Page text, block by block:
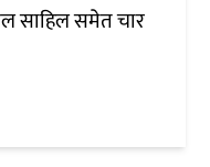
साहिल समेत चार